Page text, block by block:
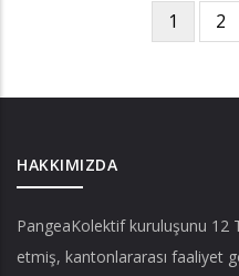
Şu
an
sayfa
1 2
HAKKIMIZDA
PangeaKolektifkuruluşunu 12
etmiş, kantonlararası faaliyet